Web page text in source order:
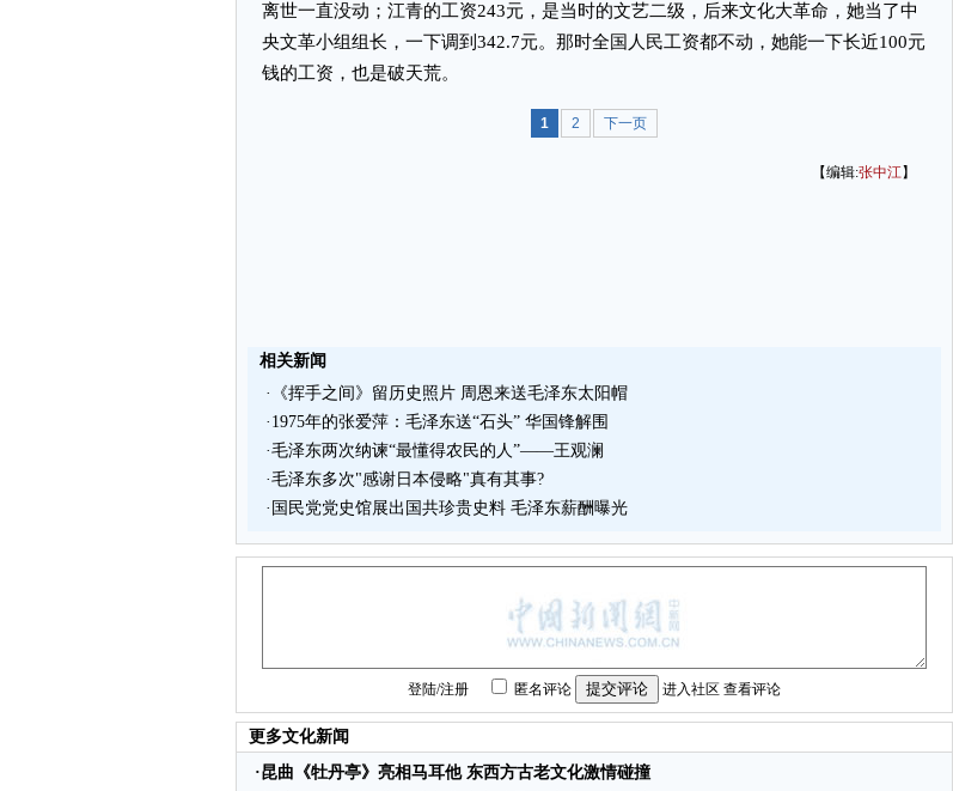
离世一直没动；江青的工资243元，是当时的文艺二级，后来文化大革命，她当了中
央文革小组组长，一下调到342.7元。那时全国人民工资都不动，她能一下长近100元
钱的工资，也是破天荒。
1 2 下一页
【编辑:张中江】
相关新闻
·
《挥手之间》留历史照片 周恩来送毛泽东太阳帽
· 1975年的张爱萍：毛泽东送“石头” 华国锋解围
·毛泽东两次纳谏“最懂得农民的人”——王观澜
·毛泽东多次"感谢日本侵略"真有其事?
· 国民党党史馆展出国共珍贵史料 毛泽东薪酬曝光
登陆/注册 匿名评论 进入社区 查看评论
更多文化新闻
·昆曲《牡丹亭》亮相马耳他 东西方古老文化激情碰撞